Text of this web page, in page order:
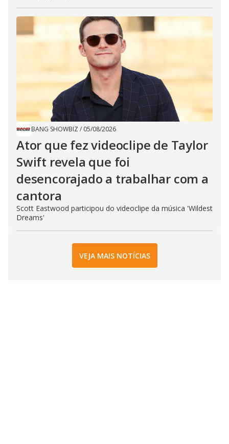
BANG SHOWBIZ / 05/08/2026
Ator que fez videoclipe de Taylor
Swift revela que foi
desencorajado a trabalhar com a
cantora
Scott Eastwood participou do videoclipe da música 'Wildest
Dreams'
VEJA MAIS NOTÍCIAS